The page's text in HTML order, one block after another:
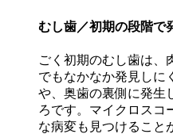
むし歯／初期の段階で
ごく初期のむし歯は、
でもなかなか発見しに
や、奥歯の裏側に発生
ろです。マイクロスコ
な病変も見つけること